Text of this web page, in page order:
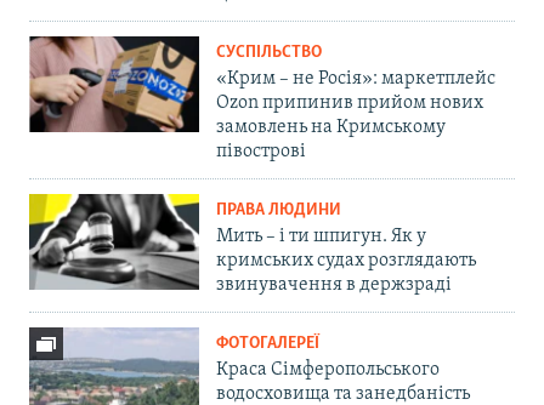
СУСПІЛЬСТВО
«Крим – не Росія»: маркетплейс
Ozon припинив прийом нових
замовлень на Кримському
півострові
ПРАВА ЛЮДИНИ
Мить – і ти шпигун. Як у
кримських судах розглядають
звинувачення в держзраді
ФОТОГАЛЕРЕЇ
Краса Сімферопольського
водосховища та занедбаність